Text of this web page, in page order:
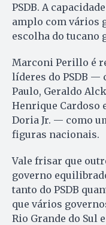
PSDB. A
amplo com vários
escolha do tucano
Marconi Perillo é
líderes do PSDB —
Paulo, Geraldo
Henrique Cardoso
Doria Jr. — como
figuras nacionais.
Vale frisar que
governo
tanto do PSDB
que vários
Rio Grande do Sul